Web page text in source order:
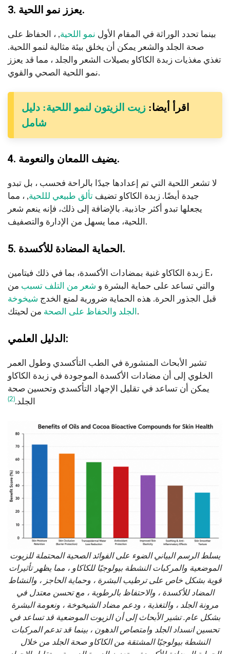
3. يعزز نمو اللحية.
بينما تحدد الوراثة في المقام الأول نمو اللحية, ، الحفاظ على
صحة الجلد والشعر يمكن أن يخلق بيئة مثالية لنمو اللحية.
تغذي مغذيات زبدة الكاكاو بصيلات الشعر والجلد ، مما قد يعزز
نمو اللحية الصحي والقوي.
اقرأ أيضا: زيت الزيتون لنمو اللحية: دليل
شامل
4. يضيف اللمعان والنعومة.
لا تشعر اللحية التي تم إعدادها جيدًا بالراحة فحسب ، بل تبدو
جيدة أيضًا. زبدة الكاكاو تضيف تألق طبيعي لللحية, ، مما
يجعلها تبدو أكثر جاذبية. بالإضافة إلى ذلك، فإنه ينعم شعر
اللحية، مما يسهل من الإدارة والتصفيف.
5. الحماية المضادة للأكسدة.
زبدة الكاكاو غنية بمضادات الأكسدة، بما في ذلك فيتامين E،
والتي تساعد على حماية البشرة و شعر من التلف تسبب من
قبل الجذور الحرة. هذه الحماية ضرورية لمنع الخدج شيخوخة
الجلد والحفاظ على الصحة من لحيتك.
الدليل العلمي:
تشير الأبحاث المنشورة في الطب التأكسدي وطول العمر
الخلوي إلى أن مضادات الأكسدة الموجودة في زبدة الكاكاو
يمكن أن تساعد في تقليل الإجهاد التأكسدي وتحسين صحة
الجلد.(2)
يسلط الرسم البياني الضوء على الفوائد الصحية المحتملة للزيوت
الموضعية والمركبات النشطة بيولوجيًا للكاكاو ، مما يظهر تأثيرات
قوية بشكل خاص على ترطيب البشرة ، وحماية الحاجز ، والنشاط
المضاد للأكسدة ، والاحتفاظ بالرطوبة ، مع تحسن معتدل في
مرونة الجلد ، والتغذية ، ودعم مضاد الشيخوخة ، ونعومة البشرة
بشكل عام. تشير الأبحاث إلى أن الزيوت الموضعية قد تساعد في
تحسين انسداد الجلد وامتصاص الدهون ، بينما قد تدعم المركبات
النشطة بيولوجيًا المشتقة من الكاكاو صحة الجلد من خلال